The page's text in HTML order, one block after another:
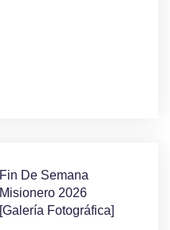
Fin De Semana
Misionero 2026
[Galería Fotográfica]